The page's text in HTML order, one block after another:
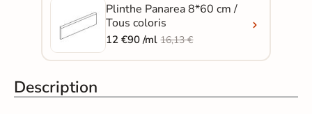
Plinthe Panarea 8*60 cm /
Tous coloris
12 €90 /ml16,13 €
Description